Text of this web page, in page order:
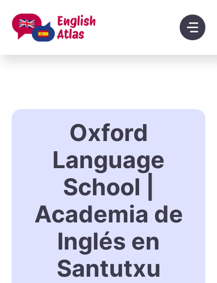
contenido
Oxford
Language
School |
Academia de
Inglés en
Santutxu